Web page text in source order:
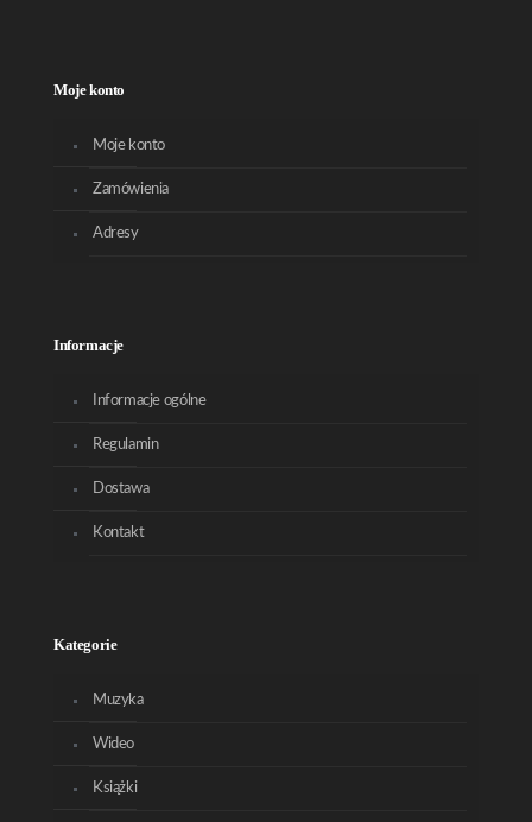
Moje konto
Moje konto
Zamówienia
Adresy
Informacje
Informacje ogólne
Regulamin
Dostawa
Kontakt
Kategorie
Muzyka
Wideo
Książki